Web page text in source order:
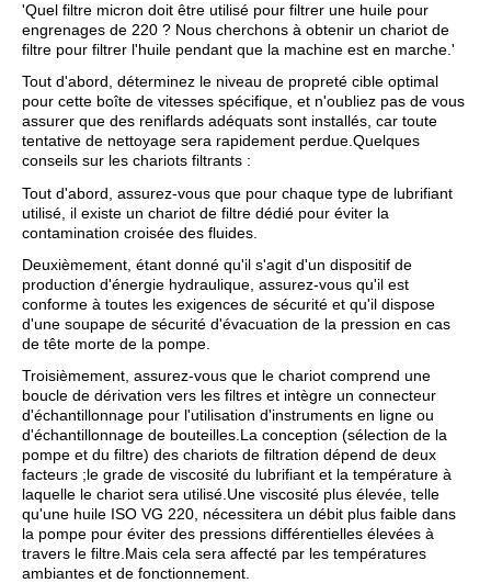
'Quel filtre micron doit être utilisé pour filtrer une huile pour
engrenages de 220 ? Nous cherchons à obtenir un chariot de
filtre pour filtrer l'huile pendant que la machine est en marche.'
Tout d'abord, déterminez le niveau de propreté cible optimal
pour cette boîte de vitesses spécifique, et n'oubliez pas de vous
assurer que des reniflards adéquats sont installés, car toute
tentative de nettoyage sera rapidement perdue.Quelques
conseils sur les chariots filtrants :
Tout d'abord, assurez-vous que pour chaque type de lubrifiant
utilisé, il existe un chariot de filtre dédié pour éviter la
contamination croisée des fluides.
Deuxièmement, étant donné qu'il s'agit d'un dispositif de
production d'énergie hydraulique, assurez-vous qu'il est
conforme à toutes les exigences de sécurité et qu'il dispose
d'une soupape de sécurité d'évacuation de la pression en cas
de tête morte de la pompe.
Troisièmement, assurez-vous que le chariot comprend une
boucle de dérivation vers les filtres et intègre un connecteur
d'échantillonnage pour l'utilisation d'instruments en ligne ou
d'échantillonnage de bouteilles.La conception (sélection de la
pompe et du filtre) des chariots de filtration dépend de deux
facteurs ;le grade de viscosité du lubrifiant et la température à
laquelle le chariot sera utilisé.Une viscosité plus élevée, telle
qu'une huile ISO VG 220, nécessitera un débit plus faible dans
la pompe pour éviter des pressions différentielles élevées à
travers le filtre.Mais cela sera affecté par les températures
ambiantes et de fonctionnement.